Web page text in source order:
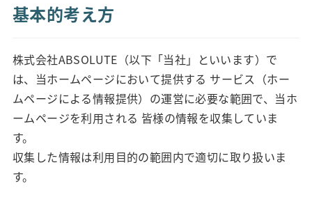
基本的考え方
株式会社ABSOLUTE（以下「当社」といいます）で
は、当ホームページにおいて提供する サービス（ホー
ムページによる情報提供）の運営に必要な範囲で、当ホ
ームページを利用される 皆様の情報を収集していま
す。
収集した情報は利用目的の範囲内で適切に取り扱いま
す。